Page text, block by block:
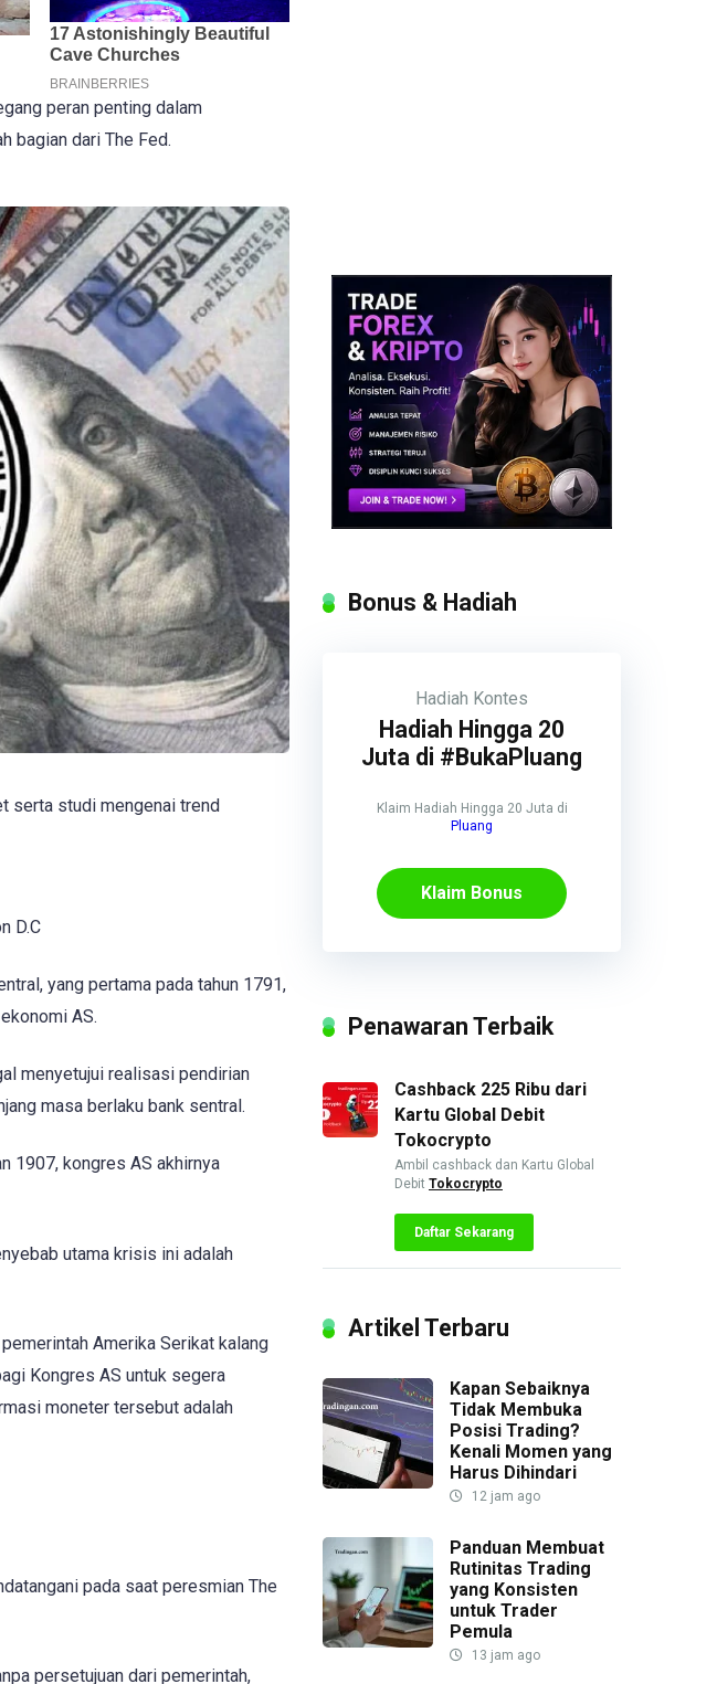
peran penting dalam
bagian dari The Fed.
serta studi mengenai trend
D.C
yang pertama pada tahun 1791,
AS.
menyetujui realisasi pendirian
masa berlaku bank sentral.
1907, kongres AS akhirnya
utama krisis ini adalah
Amerika Serikat kalang
Kongres AS untuk segera
moneter tersebut adalah
pada saat peresmian The
persetujuan dari pemerintah,
Bonus & Hadiah
Hadiah Kontes
Hadiah Hingga 20
Juta di #BukaPluang
Klaim Hadiah Hingga 20 Juta di
Pluang
Klaim Bonus
Penawaran Terbaik
Cashback 225 Ribu dari
Kartu Global Debit
Tokocrypto
Ambil cashback dan Kartu Global
Debit Tokocrypto
Daftar Sekarang
Artikel Terbaru
Kapan Sebaiknya
Tidak Membuka
Posisi Trading?
Kenali Momen yang
Harus Dihindari
12 jam ago
Panduan Membuat
Rutinitas Trading
yang Konsisten
untuk Trader
Pemula
13 jam ago